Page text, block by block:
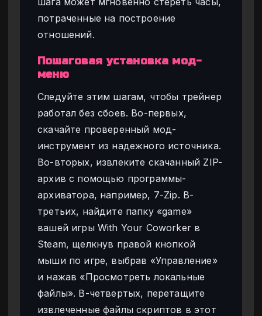
потраченные на построение
отношений.
Пошаговая установка мод-
меню
Следуйте этим шагам, чтобы трейнер
работал без сбоев. Во-первых,
скачайте проверенный мод-
инструмент из надежного источника.
Во-вторых, извлеките скачанный ZIP-
архив с помощью программы-
архиватора, например, 7-Zip. В-
третьих, найдите папку «game»
вашей игры With Your Coworker в
Steam, щелкнув правой кнопкой
мыши по игре, выбрав «Управление»
и нажав «Просмотреть локальные
файлы». В-четвертых, перетащите
извлеченные файлы скриптов в этот